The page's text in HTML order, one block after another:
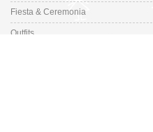
Fiesta & Ceremonia
Outfits